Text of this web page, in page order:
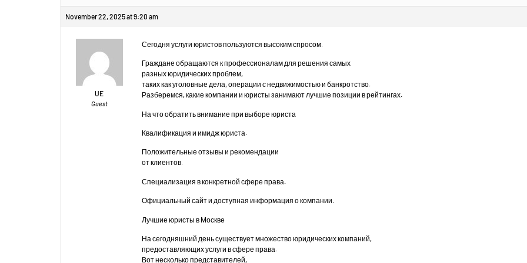
November 22, 2025 at 9:20 am
UE
Guest
Сегодня услуги юристов пользуются высоким спросом.
Граждане обращаются к профессионалам для решения самых
разных юридических проблем,
таких как уголовные дела, операции с недвижимостью и банкротство.
Разберемся, какие компании и юристы занимают лучшие позиции в рейтингах.
На что обратить внимание при выборе юриста
Квалификация и имидж юриста.
Положительные отзывы и рекомендации
от клиентов.
Специализация в конкретной сфере права.
Официальный сайт и доступная информация о компании.
Лучшие юристы в Москве
На сегодняшний день существует множество юридических компаний,
предоставляющих услуги в сфере права.
Вот несколько представителей,